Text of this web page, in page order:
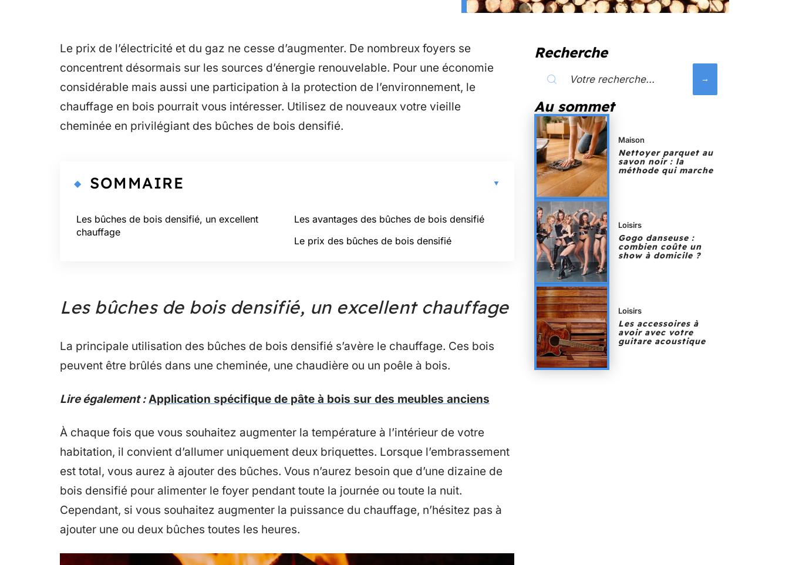
Le prix de l’électricité et du gaz ne cesse d’augmenter. De nombreux foyers se
concentrent désormais sur les sources d’énergie renouvelable. Pour une économie
considérable mais aussi une participation à la protection de l’environnement, le
chauffage en bois pourrait vous intéresser. Utilisez de nouveaux votre vieille
cheminée en privilégiant des bûches de bois densifié.
SOMMAIRE
Les bûches de bois densifié, un excellent
chauffage
Les avantages des bûches de bois densifié
Le prix des bûches de bois densifié
Les bûches de bois densifié, un excellent chauffage
La principale utilisation des bûches de bois densifié s’avère le chauffage. Ces bois
peuvent être brûlés dans une cheminée, une chaudière ou un poêle à bois.
Lire également : Application spécifique de pâte à bois sur des meubles anciens
À chaque fois que vous souhaitez augmenter la température à l’intérieur de votre
habitation, il convient d’allumer uniquement deux briquettes. Lorsque l’embrassement
est total, vous aurez à ajouter des bûches. Vous n’aurez besoin que d’une dizaine de
bois densifié pour alimenter le foyer pendant toute la journée ou toute la nuit.
Cependant, si vous souhaitez augmenter la puissance du chauffage, n’hésitez pas à
ajouter une ou deux bûches toutes les heures.
Recherche
Au sommet
Maison
Nettoyer parquet au
savon noir : la
méthode qui marche
Loisirs
Gogo danseuse :
combien coûte un
show à domicile ?
Loisirs
Les accessoires à
avoir avec votre
guitare acoustique